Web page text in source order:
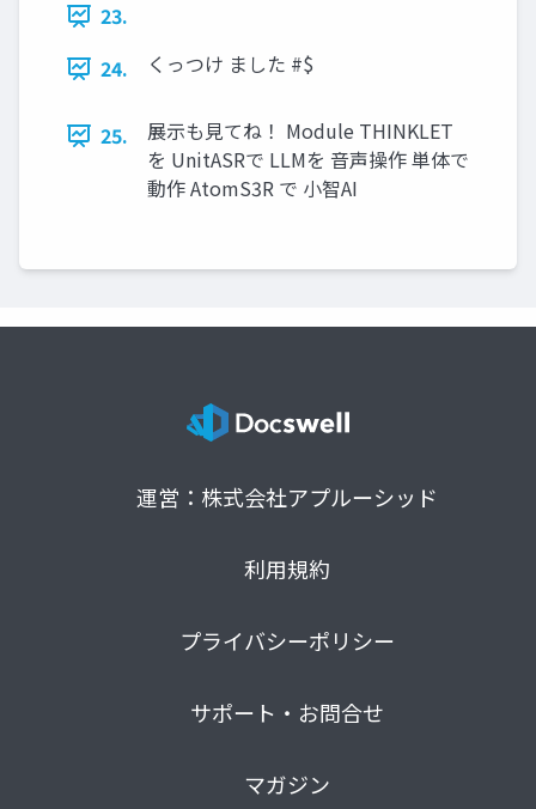
23.
24.
くっつけ ました #$
25.
展示も見てね！ Module THINKLET
を UnitASRで LLMを 音声操作 単体で
動作 AtomS3R で 小智AI
運営：株式会社アプルーシッド
利用規約
プライバシーポリシー
サポート・お問合せ
マガジン